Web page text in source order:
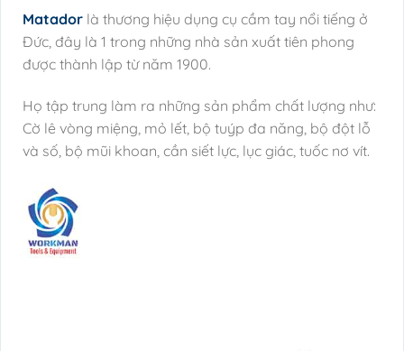
Matador là thương hiệu dụng cụ cầm tay nổi tiếng ở
Đức, đây là 1 trong những nhà sản xuất tiên phong
được thành lập từ năm 1900.
Họ tập trung làm ra những sản phẩm chất lượng như:
Cờ lê vòng miệng, mỏ lết, bộ tuýp đa năng, bộ đột lỗ
và số, bộ mũi khoan, cần siết lực, lục giác, tuốc nơ vít.